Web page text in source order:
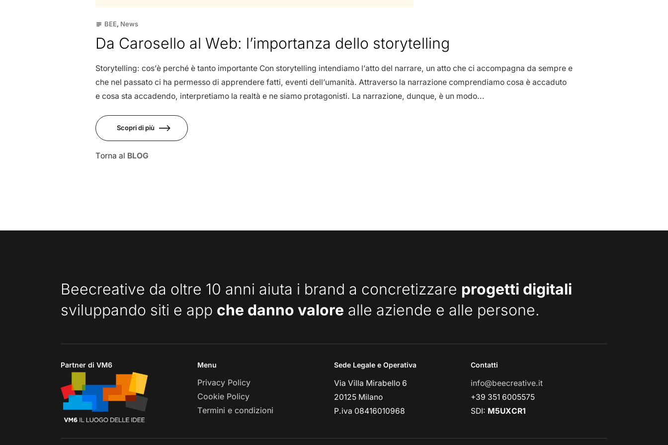
subject BEE, News
Da Carosello al Web: l’importanza dello storytelling
Storytelling: cos’è perché è tanto importante Con storytelling intendiamo l’atto del narrare, un atto che ci accompagna da sempre e
che nel passato ci ha permesso di apprendere fatti, eventi dell’umanità. Attraverso la narrazione comprendiamo cosa è accaduto
e cosa sta accadendo, interpretiamo la realtà e ne siamo protagonisti. La narrazione, dunque, è un modo...
Scopri di più
Torna al BLOG
Beecreative da oltre 10 anni aiuta i brand a concretizzare progetti digitali
sviluppando siti e app che danno valore alle aziende e alle persone.
Partner di VM6 Menu
Privacy Policy
Cookie Policy
Termini e condizioni
Sede Legale e Operativa
Via Villa Mirabello 6
20125 Milano
P.iva 08416010968
Contatti
info@beecreative.it
+39 351 6005575
SDI: M5UXCR1